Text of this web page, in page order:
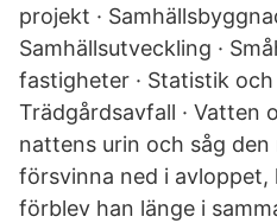
projekt ·
Samhällsutveckling ·
fastigheter · Statistik och
Trädgårdsavfall · Vatten
nattens urin och såg
försvinna ned i avloppet,
förblev han länge i